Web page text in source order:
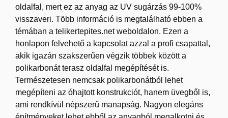
oldalfal, mert ez az anyag az UV sugárzás 99-100%
visszaveri. Több információ is megtalálható ebben a
témában a telikertepites.net weboldalon. Ezen a
honlapon felvehető a kapcsolat azzal a profi csapattal,
akik igazán szakszerűen végzik többek között a
polikarbonát terasz oldalfal megépítését is.
Természetesen nemcsak polikarbonátból lehet
megépíteni az óhajtott konstrukciót, hanem üvegből is,
ami rendkívül népszerű manapság. Nagyon elegáns